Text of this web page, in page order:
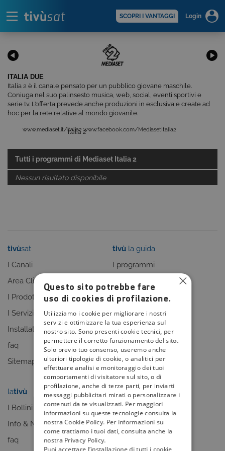
SCOPRI I VANTAGGI Login
ITALIA DUE
Italia 2 è il canale pensato per un pubblico giovane maschile.
Coniuga nel suo palinsesto musica, web, social, eventi sportivi e
serie tv. L’offerta prevede anche produzioni in esclusiva e create ad
hoc per la rete relative al mondo giovanile.
Italia 2
www.mediaset.it/italia2 www.facebook.com/MediasetItalia2
Tutti i programmi di Mediaset Italia 2
Nessun risultato disponibile
tivùsat
I Canali
Area Clienti
I Prodotti
I Servizi
Installatori
faq
Sitemap
tivù la guida
I programmi
La Guida +
faq
Sitemap
lativù
I Bollini
Info & News
faq
mytivù
Questo sito potrebbe fare
uso di cookies di profilazione.
Utilizziamo i cookie per migliorare i nostri
servizi e ottimizzare la tua esperienza sul
nostro sito. Sono presenti cookie tecnici, per
permettere il corretto funzionamento del sito.
Solo previo tuo consenso, useremo anche
ulteriori tipologie di cookie, o analitici per
effettuare analisi e monitoraggio dei tuoi
comportamenti di visitatore sul sito, o di
profilazione, anche di terze parti, per inviarti
messaggi pubblicitari mirati o personalizzare i
contenuti da te visualizzati. Per maggiori
informazioni su queste tecnologie consulta la
nostra Cookie Policy. Per informazioni su
come trattiamo i tuoi dati, consulta anche la
nostra Privacy Policy.
Puoi accettare l’installazione di tutti i cookie